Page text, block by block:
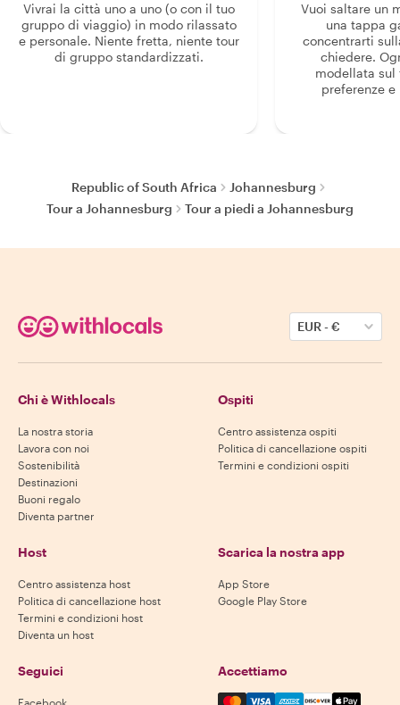
Vivrai la città uno a uno (o con il tuo
gruppo di viaggio) in modo rilassato
e personale. Niente fretta, niente tour
di gruppo standardizzati.
Vuoi saltare un
una tappa
concentrarti
chiedere.
modellata sul
preferenze
Republic of South Africa
Johannesburg
Tour a Johannesburg
Tour a piedi a Johannesburg
EUR-€
Chi è Withlocals
La nostra storia
Lavora con noi
Sostenibilità
Destinazioni
Buoni regalo
Diventa partner
Ospiti
Centro assistenza ospiti
Politica di cancellazione ospiti
Termini e condizioni ospiti
Host
Centro assistenza host
Politica di cancellazione host
Termini e condizioni host
Diventa un host
Scarica la nostra app
App Store
Google Play Store
Seguici
Facebook
Accettiamo
Mastercard, Visa, Amex,